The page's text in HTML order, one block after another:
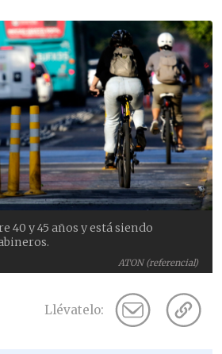
ATON (referencial)
40 y 45 años y está siendo
Llévatelo: